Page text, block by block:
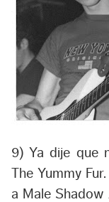
9) Ya dije que
The Yummy
a Male Shadow